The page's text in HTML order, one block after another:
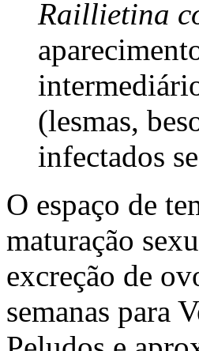
Raillietina
(lesmas,
infectados
O espaço de
maturação
excreção de
semanas para